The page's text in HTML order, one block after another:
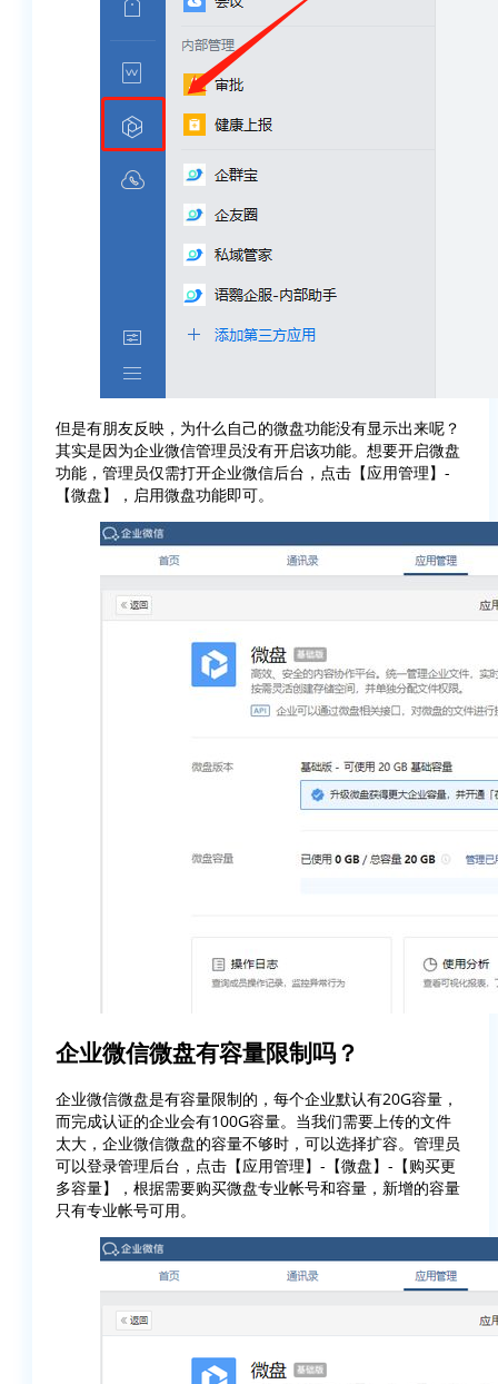
但是有朋友反映，为什么自己的微盘功能没有显示出来呢？
其实是因为企业微信管理员没有开启该功能。想要开启微盘
功能，管理员仅需打开企业微信后台，点击【应用管理】-
【微盘】，启用微盘功能即可。
企业微信微盘有容量限制吗？
企业微信微盘是有容量限制的，每个企业默认有20G容量，
而完成认证的企业会有100G容量。当我们需要上传的文件
太大，企业微信微盘的容量不够时，可以选择扩容。管理员
可以登录管理后台，点击【应用管理】-【微盘】-【购买更
多容量】，根据需要购买微盘专业帐号和容量，新增的容量
只有专业帐号可用。